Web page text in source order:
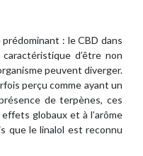
: le CBD dans
d’être non
peuvent diverger.
perçu comme ayant un
de terpènes, ces
globaux et à l’arôme
que le linalol est reconnu